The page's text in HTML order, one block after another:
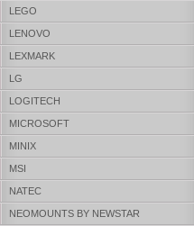
LEGO
LENOVO
LEXMARK
LG
LOGITECH
MICROSOFT
MINIX
MSI
NATEC
NEOMOUNTS BY NEWSTAR